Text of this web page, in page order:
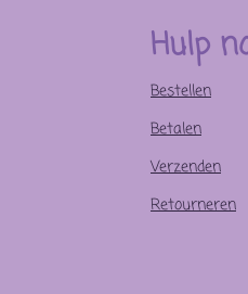
Hulp
Bestellen
Betalen
Verzenden
Retourneren